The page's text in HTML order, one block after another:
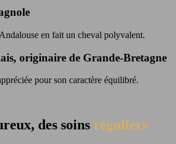
en fait un cheval polyvalent.
originaire de Grande-Bretagne
pour son caractère équilibré.
des soins réguliers